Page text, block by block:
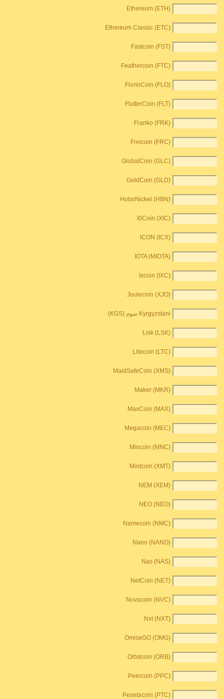
Ethereum (ETH)
Ethereum Classic (ETC)
Fastcoin (FST)
Feathercoin (FTC)
FlorinCoin (FLO)
FlutterCoin (FLT)
Franko (FRK)
Freicoin (FRC)
GlobalCoin (GLC)
GoldCoin (GLD)
HoboNickel (HBN)
I0Coin (XIC)
ICON (ICX)
IOTA (MIOTA)
Ixcoin (IXC)
Joulecoin (XJO)
Kyrgyzstani سوم (KGS)
Lisk (LSK)
Litecoin (LTC)
MaidSafeCoin (XMS)
Maker (MKR)
MaxCoin (MAX)
Megacoin (MEC)
Mincoin (MNC)
Mintcoin (XMT)
NEM (XEM)
NEO (NEO)
Namecoin (NMC)
Nano (NANO)
Nas (NAS)
NetCoin (NET)
Novacoin (NVC)
Nxt (NXT)
OmiseGO (OMG)
Orbitcoin (ORB)
Peercoin (PPC)
Pesetacoin (PTC)